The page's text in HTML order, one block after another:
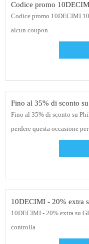
Codice promo
Codice promo 10DECIMI
alcun coupon
Fino al 35% di sconto
Fino al 35% di sconto su
perdere questa occasione
10DECIMI - 20% extra
10DECIMI - 20% extra su
controlla